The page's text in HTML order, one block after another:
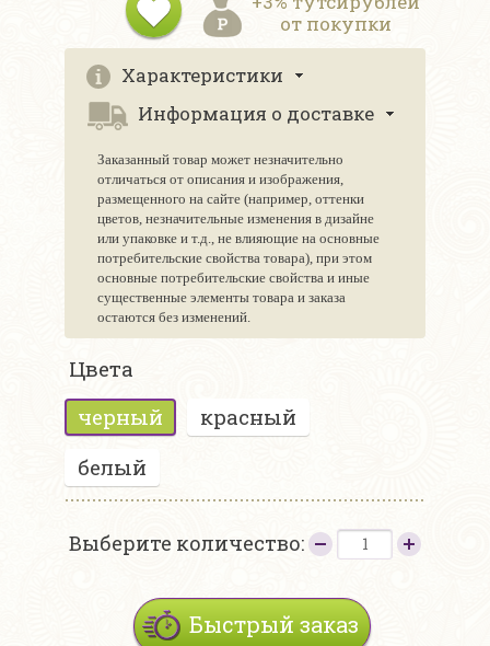
от покупки
Характеристики
Информация о доставке
Заказанный товар может незначительно
отличаться от описания и изображения,
размещенного на сайте (например, оттенки
цветов, незначительные изменения в дизайне
или упаковке и т.д., не влияющие на основные
потребительские свойства товара), при этом
основные потребительские свойства и иные
существенные элементы товара и заказа
остаются без изменений.
Цвета
черный
красный
белый
Выберите количество:
Быстрый заказ